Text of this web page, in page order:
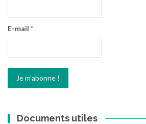
E-mail *
Documents utiles